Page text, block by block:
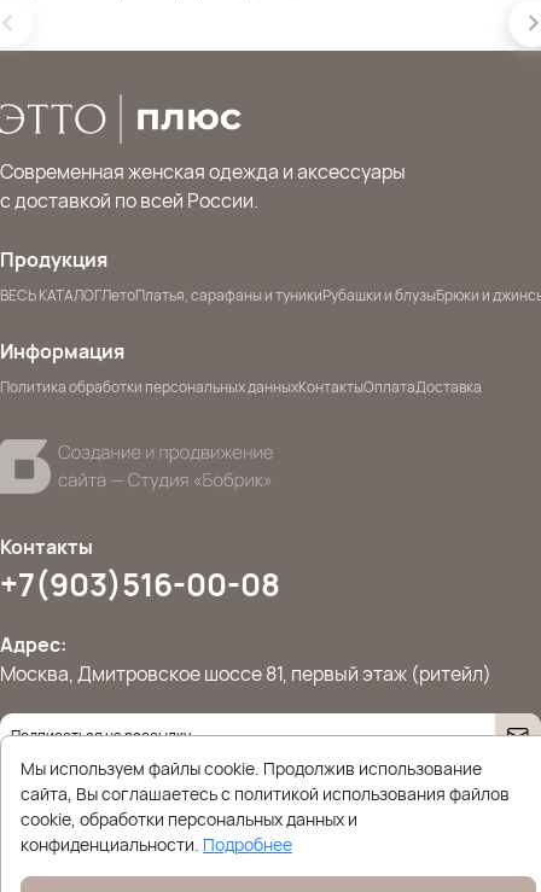
Современная женская одежда и аксессуары
с доставкой по всей России.
Продукция
ВЕСЬ КАТАЛОГЛетоПлатья, сарафаны и туникиРубашки и блузыБрюки и
Информация
Политика обработки персональных данныхКонтактыОплатаДоставка
Контакты
+7(903)516-00-08
Адрес:
Москва, Дмитровское шоссе 81, первый этаж (ритейл)
Даю согласие наобработку персональных данных
© 2026 Ettoplus.ru — Все права защищены.
Политика конфиденциальности
Мы используем файлы cookie. Продолжив использование
сайта, Вы соглашаетесь с политикой использования файлов
cookie, обработки персональных данных и
конфиденциальности. Подробнее